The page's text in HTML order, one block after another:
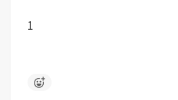
1